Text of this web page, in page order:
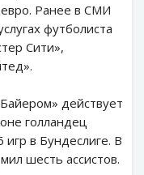
Ранее в СМИ
футболиста
Сити»,
действует
голландец
игр в Бундеслиге. В
шесть ассистов.